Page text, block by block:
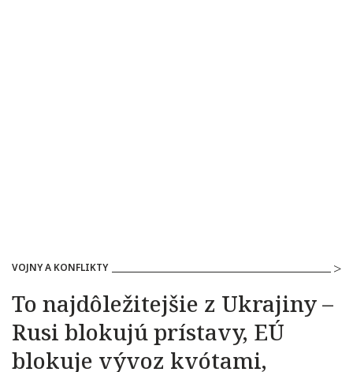
VOJNY A KONFLIKTY
To najdôležitejšie z Ukrajiny –
Rusi blokujú prístavy, EÚ
blokuje vývoz kvótami,